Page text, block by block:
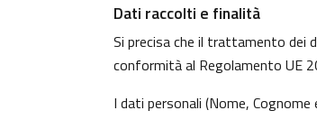
Dati raccolti e finalità
Si precisa che il trattamento dei
conformità al Regolamento UE
I dati personali (Nome,